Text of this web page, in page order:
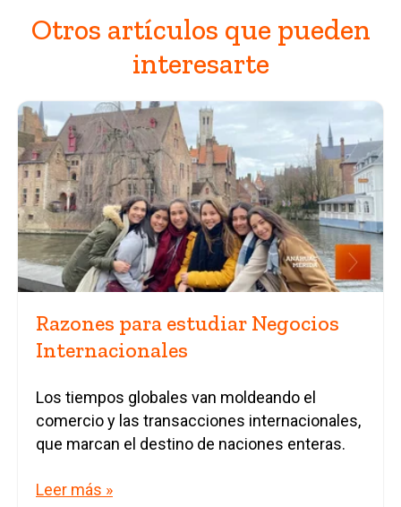
Otros artículos que pueden
interesarte
Razones para estudiar Negocios
Internacionales
Los tiempos globales van moldeando el
comercio y las transacciones internacionales,
que marcan el destino de naciones enteras.
Leer más »